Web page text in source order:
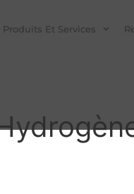
Produits Et Services